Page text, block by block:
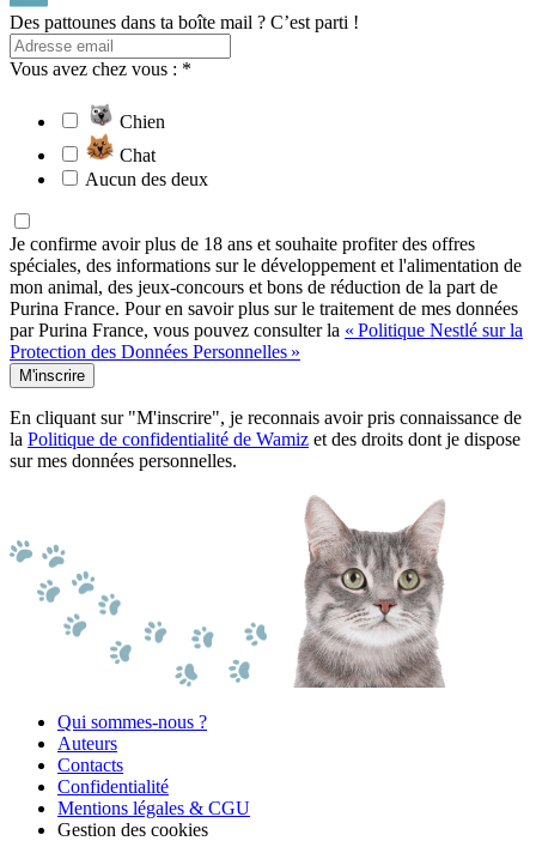
Des pattounes dans ta boîte mail ? C’est parti !
Vous avez chez vous : *
Chien
Chat
Aucun des deux
Je confirme avoir plus de 18 ans et souhaite profiter des offres
spéciales, des informations sur le développement et l'alimentation de
mon animal, des jeux-concours et bons de réduction de la part de
Purina France. Pour en savoir plus sur le traitement de mes données
par Purina France, vous pouvez consulter la « Politique Nestlé sur la
Protection des Données Personnelles »
M'inscrire
En cliquant sur "M'inscrire", je reconnais avoir pris connaissance de
la Politique de confidentialité de Wamiz et des droits dont je dispose
sur mes données personnelles.
Qui sommes-nous ?
Auteurs
Contacts
Confidentialité
Mentions légales & CGU
Gestion des cookies